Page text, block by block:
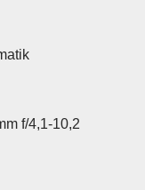
f/4,1-10,2